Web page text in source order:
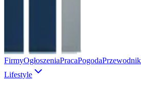
FirmyOgłoszeniaPracaPogodaPrzewodnik
Lifestyle